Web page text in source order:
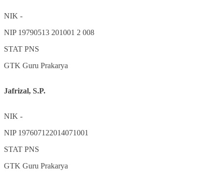
NIK -
NIP 19790513 201001 2 008
STAT PNS
GTK Guru Prakarya
Jafrizal, S.P.
NIK -
NIP 197607122014071001
STAT PNS
GTK Guru Prakarya